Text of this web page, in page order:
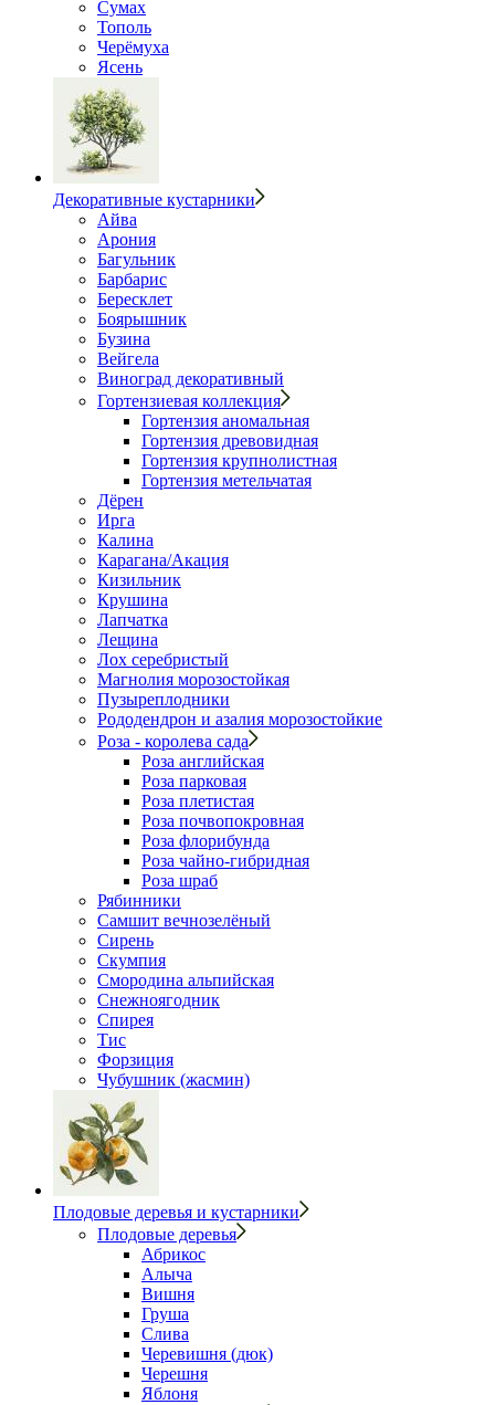
Сумах
Тополь
Черёмуха
Ясень
Декоративные кустарники
Айва
Арония
Багульник
Барбарис
Бересклет
Боярышник
Бузина
Вейгела
Виноград декоративный
Гортензиевая коллекция
Гортензия аномальная
Гортензия древовидная
Гортензия крупнолистная
Гортензия метельчатая
Дёрен
Ирга
Калина
Карагана/Акация
Кизильник
Крушина
Лапчатка
Лещина
Лох серебристый
Магнолия морозостойкая
Пузыреплодники
Рододендрон и азалия морозостойкие
Роза - королева сада
Роза английская
Роза парковая
Роза плетистая
Роза почвопокровная
Роза флорибунда
Роза чайно-гибридная
Роза шраб
Рябинники
Самшит вечнозелёный
Сирень
Скумпия
Смородина альпийская
Снежноягодник
Спирея
Тис
Форзиция
Чубушник (жасмин)
Плодовые деревья и кустарники
Плодовые деревья
Абрикос
Алыча
Вишня
Груша
Слива
Черевишня (дюк)
Черешня
Яблоня